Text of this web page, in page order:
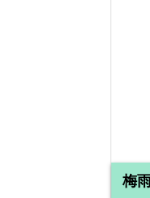
梅